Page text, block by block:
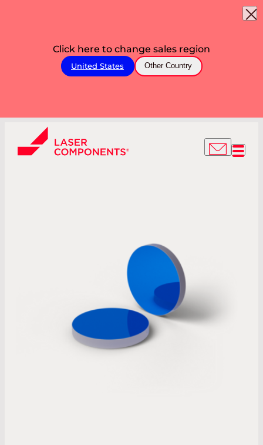
Click here to change sales region
United States Other Country